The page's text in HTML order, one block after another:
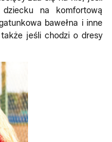
na komfortową
bawełna i inne
jeśli chodzi o dresy